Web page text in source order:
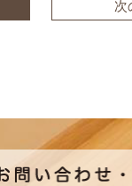
次